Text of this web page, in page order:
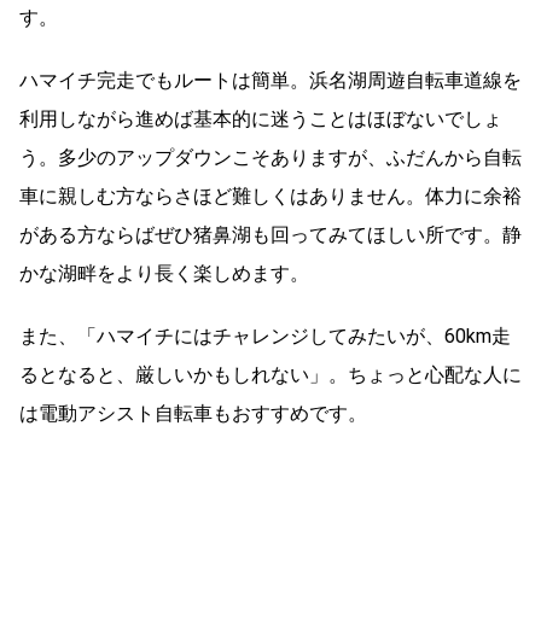
す。
ハマイチ完走でもルートは簡単。浜名湖周遊自転車道線を
利用しながら進めば基本的に迷うことはほぼないでしょ
う。多少のアップダウンこそありますが、ふだんから自転
車に親しむ方ならさほど難しくはありません。体力に余裕
がある方ならばぜひ猪鼻湖も回ってみてほしい所です。静
かな湖畔をより長く楽しめます。
また、「ハマイチにはチャレンジしてみたいが、60km走
るとなると、厳しいかもしれない」。ちょっと心配な人に
は電動アシスト自転車もおすすめです。